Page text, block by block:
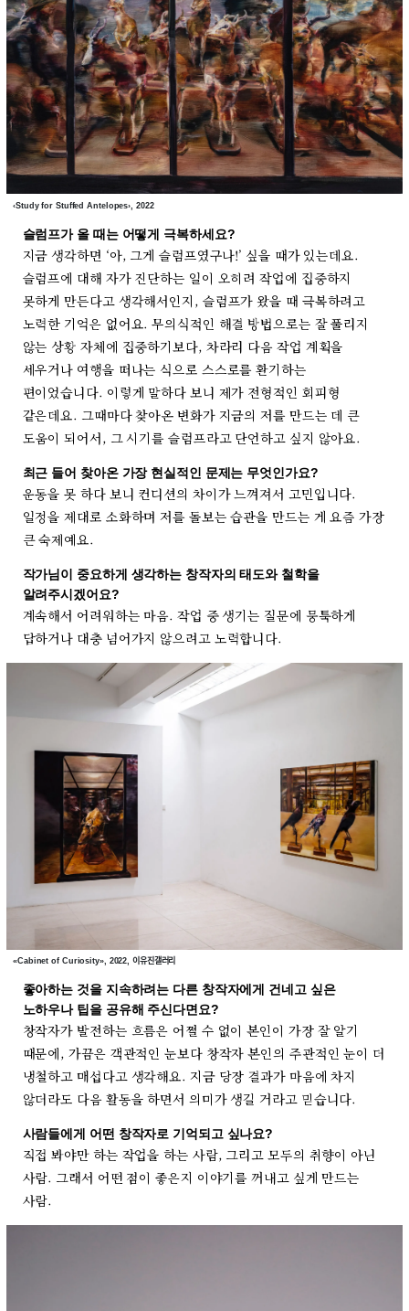
‹Study for Stuffed Antelopes›, 2022
슬럼프가 올 때는 어떻게 극복하세요?
지금 생각하면 ‘아, 그게 슬럼프였구나!’ 싶을 때가 있는데요.
슬럼프에 대해 자가 진단하는 일이 오히려 작업에 집중하지
못하게 만든다고 생각해서인지, 슬럼프가 왔을 때 극복하려고
노력한 기억은 없어요. 무의식적인 해결 방법으로는 잘 풀리지
않는 상황 자체에 집중하기보다, 차라리 다음 작업 계획을
세우거나 여행을 떠나는 식으로 스스로를 환기하는
편이었습니다. 이렇게 말하다 보니 제가 전형적인 회피형
같은데요. 그때마다 찾아온 변화가 지금의 저를 만드는 데 큰
도움이 되어서, 그 시기를 슬럼프라고 단언하고 싶지 않아요.
최근 들어 찾아온 가장 현실적인 문제는 무엇인가요?
운동을 못 하다 보니 컨디션의 차이가 느껴져서 고민입니다.
일정을 제대로 소화하며 저를 돌보는 습관을 만드는 게 요즘 가장
큰 숙제예요.
작가님이 중요하게 생각하는 창작자의 태도와 철학을
알려주시겠어요?
계속해서 어려워하는 마음. 작업 중 생기는 질문에 뭉툭하게
답하거나 대충 넘어가지 않으려고 노력합니다.
«Cabinet of Curiosity», 2022, 이유진갤러리
좋아하는 것을 지속하려는 다른 창작자에게 건네고 싶은
노하우나 팁을 공유해 주신다면요?
창작자가 발전하는 흐름은 어쩔 수 없이 본인이 가장 잘 알기
때문에, 가끔은 객관적인 눈보다 창작자 본인의 주관적인 눈이 더
냉철하고 매섭다고 생각해요. 지금 당장 결과가 마음에 차지
않더라도 다음 활동을 하면서 의미가 생길 거라고 믿습니다.
사람들에게 어떤 창작자로 기억되고 싶나요?
직접 봐야만 하는 작업을 하는 사람, 그리고 모두의 취향이 아닌
사람. 그래서 어떤 점이 좋은지 이야기를 꺼내고 싶게 만드는
사람.